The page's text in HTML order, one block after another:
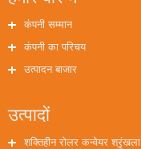
कंपनी सम्मान
कंपनी का परिचय
उत्पादन बाजार
उत्पादों
शक्तिहीन रोलर कन्वेयर श्रृंखला